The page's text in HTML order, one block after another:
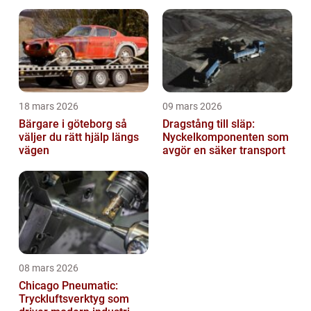
18 mars 2026
Bärgare i göteborg så
väljer du rätt hjälp längs
vägen
09 mars 2026
Dragstång till släp:
Nyckelkomponenten som
avgör en säker transport
08 mars 2026
Chicago Pneumatic:
Tryckluftsverktyg som